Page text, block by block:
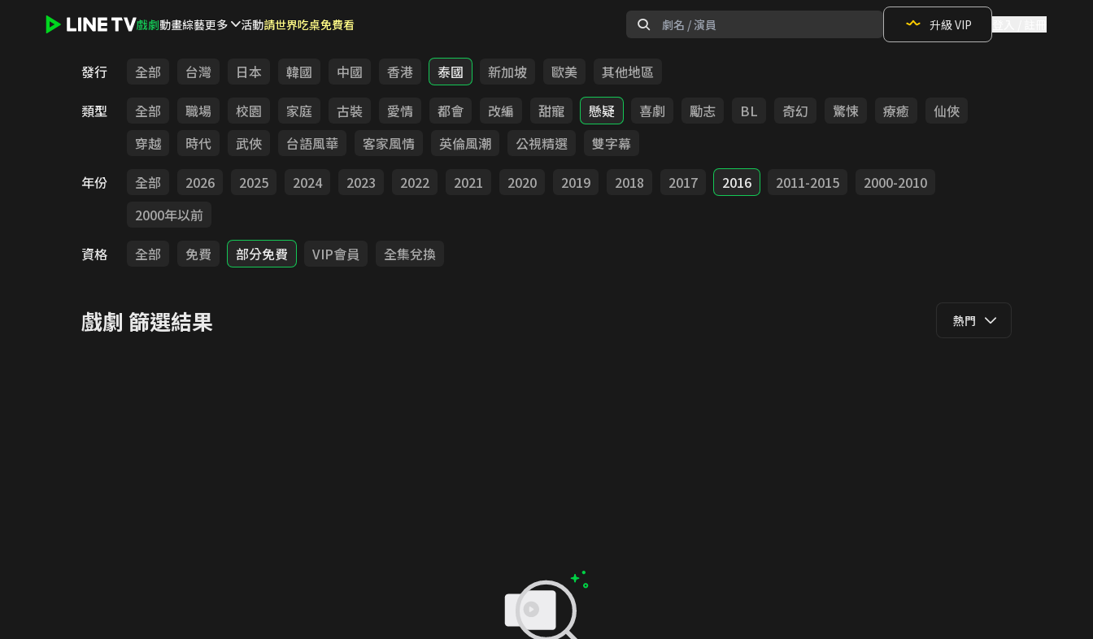
戲劇動畫綜藝更多 活動請世界吃桌免費看 升級 VIP
發行 全部 台灣 日本 韓國 中國 香港 泰國 新加坡 歐美
其他地區
類型
全部 職場 校園 家庭 古裝 愛情 都會 改編 甜寵 懸疑 喜劇 勵志 BL 奇幻 驚悚 療癒
仙俠
穿越
時代 武俠 台語風華 客家風情 英倫風潮 公視精選
雙字幕
年份
全部 2026 2025 2024 2023 2022 2021 2020 2019 2018 2017 2016 2011-2015
2000-2010
2000年以前
資格
全部 免費 部分免費 VIP會員 全集兌換
戲劇 篩選結果 熱門